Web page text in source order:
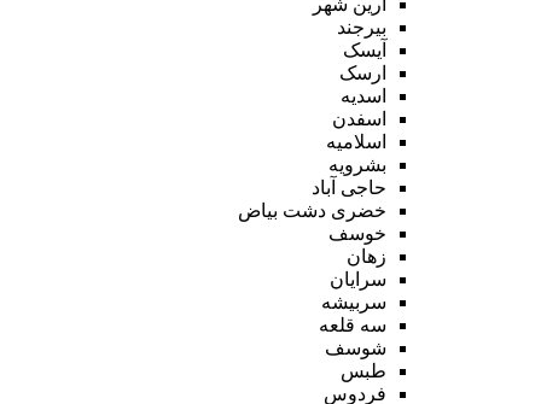
بیرجند
آیسک
ارسک
اسدیه
اسفدن
اسلامیه
بشرویه
حاجی آباد
خضری دشت بیاض
خوسف
زهان
سرایان
سربیشه
سه قلعه
شوسف
طبس
فردوس